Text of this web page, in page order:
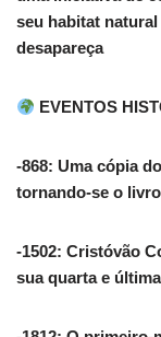
seu habitat
desapareça
EVENTOS
-868: Uma cópia
tornando-se o
-1502: Cristóvão
sua quarta e